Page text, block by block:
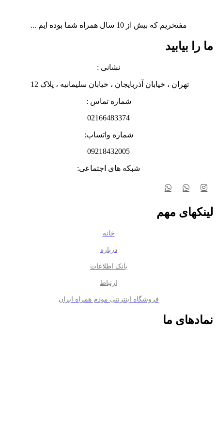
مفتخریم که بیش از 10 سال همراه شما بوده ایم ...
ما را بیابید
نشانی :
تهران ، خیابان آذربایجان ، خیابان سلیمانیه ، پلاک 12
شماره تماس :
02166483374
شماره واتساپ:
09218432005
شبکه های اجتماعی:
لینکهای مهم
خانه
درباره
بانک اطلاعات
ارتباط
فروشگاه اینترنتی مودم همراه ایران
نمادهای ما